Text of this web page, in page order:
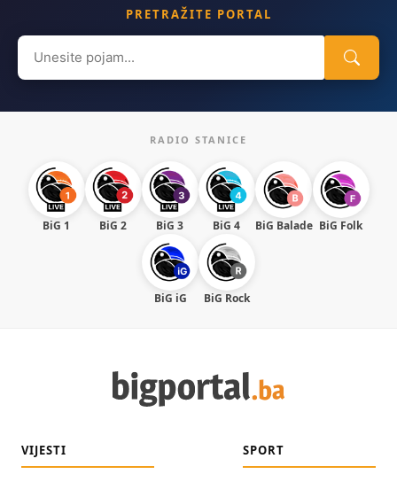
PRETRAŽITE PORTAL
Search
for:
RADIO STANICE
BiG 1 BiG 2 BiG 3 BiG 4 BiG Balade BiG Folk
BiG iG BiG Rock
VIJESTI SPORT